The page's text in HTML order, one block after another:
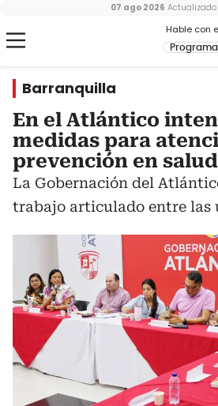
Hable con
Programa
07 ago 2026 Actualizado
Barranquilla
En el Atlántico
medidas para
prevención en
La Gobernación del
trabajo articulado entre las